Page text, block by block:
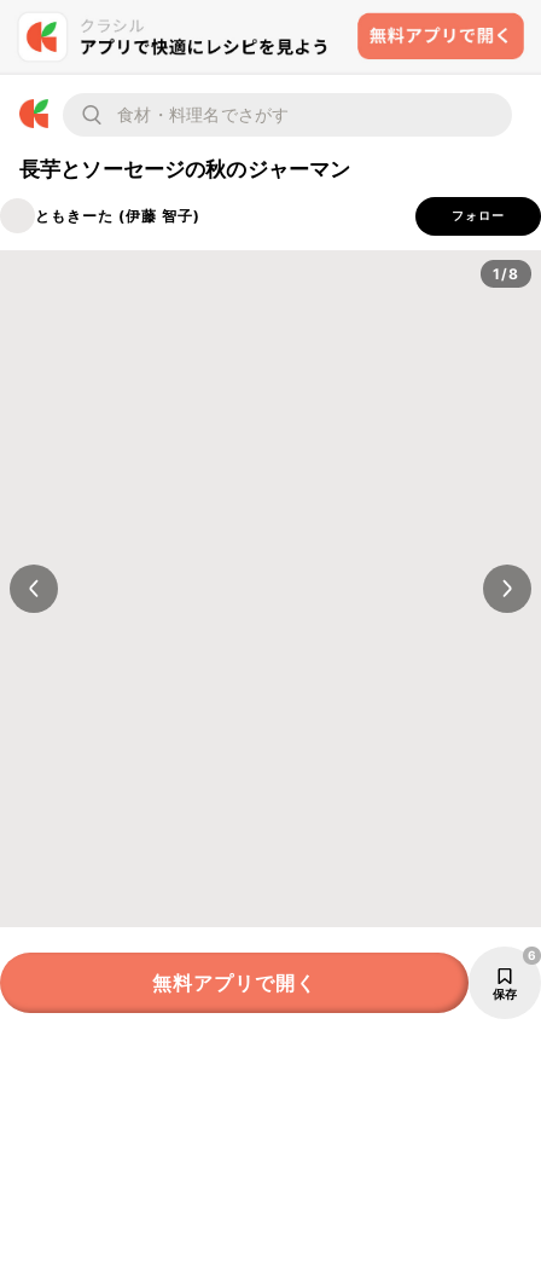
長芋とソーセージの秋のジャーマン
ともきーた (伊藤 智子) フォロー
1/8
無料アプリで開く 保存
6